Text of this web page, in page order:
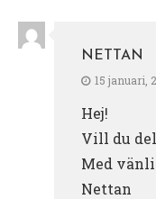
NETTAN
15 januari,
Hej!
Vill du
Med
Nettan